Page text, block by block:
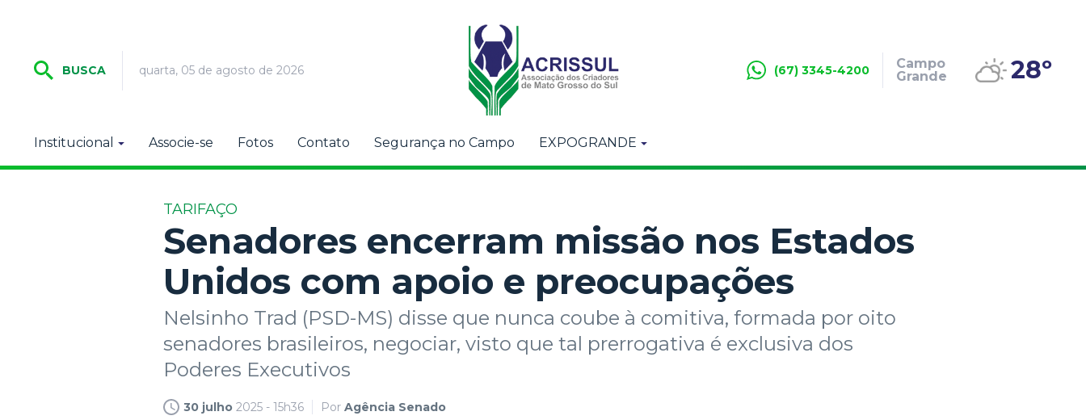
BUSCA quarta, 05 de agosto de 2026 (67) 3345-4200
Campo
Grande
28º
Institucional Associe-se Fotos Contato Segurança no Campo EXPOGRANDE
TARIFAÇO
Senadores encerram missão nos Estados
Unidos com apoio e preocupações
Nelsinho Trad (PSD-MS) disse que nunca coube à comitiva, formada por oito
senadores brasileiros, negociar, visto que tal prerrogativa é exclusiva dos
Poderes Executivos
30 julho 2025 - 15h36 Por Agência Senado